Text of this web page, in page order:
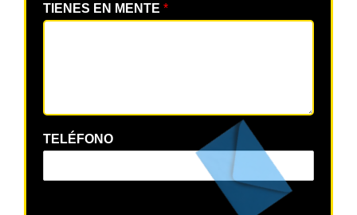
TIENES EN MENTE *
TELÉFONO